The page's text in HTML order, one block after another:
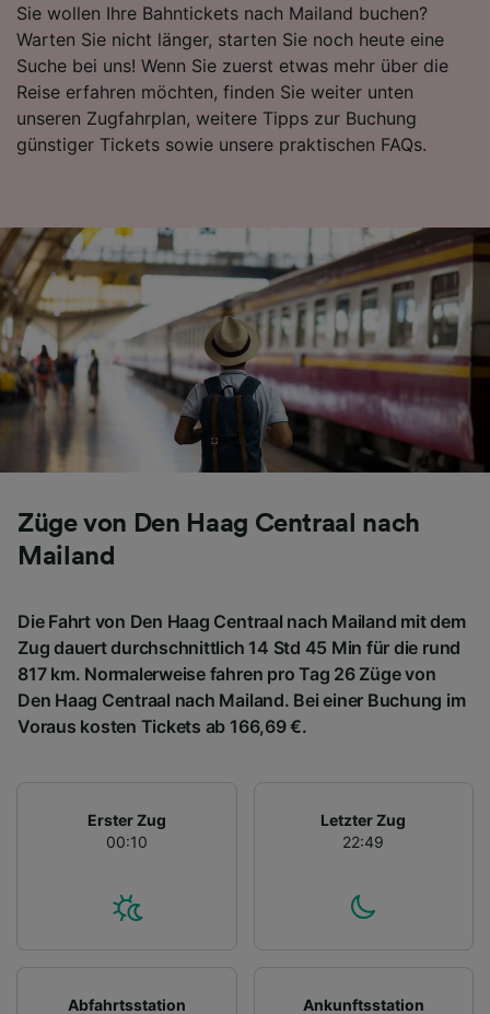
Sie wollen Ihre Bahntickets nach Mailand buchen?
Warten Sie nicht länger, starten Sie noch heute eine
Suche bei uns! Wenn Sie zuerst etwas mehr über die
Reise erfahren möchten, finden Sie weiter unten
unseren Zugfahrplan, weitere Tipps zur Buchung
günstiger Tickets sowie unsere praktischen FAQs.
Züge von Den Haag Centraal nach
Mailand
Die Fahrt von Den Haag Centraal nach Mailand mit dem
Zug dauert durchschnittlich 14 Std 45 Min für die rund
817 km. Normalerweise fahren pro Tag 26 Züge von
Den Haag Centraal nach Mailand. Bei einer Buchung im
Voraus kosten Tickets ab 166,69 €.
Erster Zug
00:10
Letzter Zug
22:49
Abfahrtsstation
Ankunftsstation